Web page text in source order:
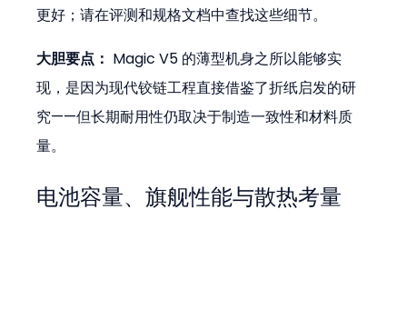
更好；请在评测和规格文档中查找这些细节。
大胆要点： Magic V5 的薄型机身之所以能够实
现，是因为现代铰链工程直接借鉴了折纸启发的研
究——但长期耐用性仍取决于制造一致性和材料质
量。
电池容量、旗舰性能与散热考量